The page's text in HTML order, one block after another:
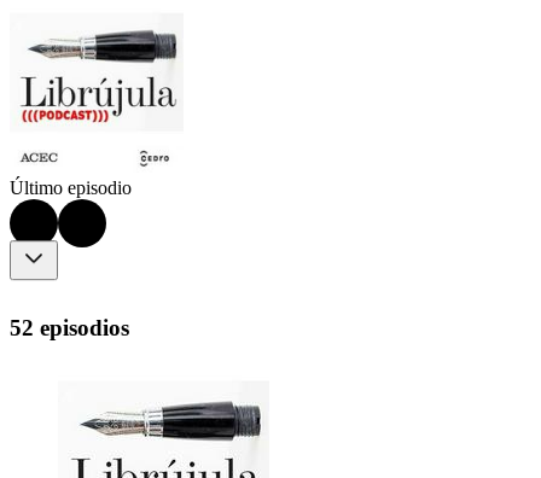
Último episodio
52 episodios